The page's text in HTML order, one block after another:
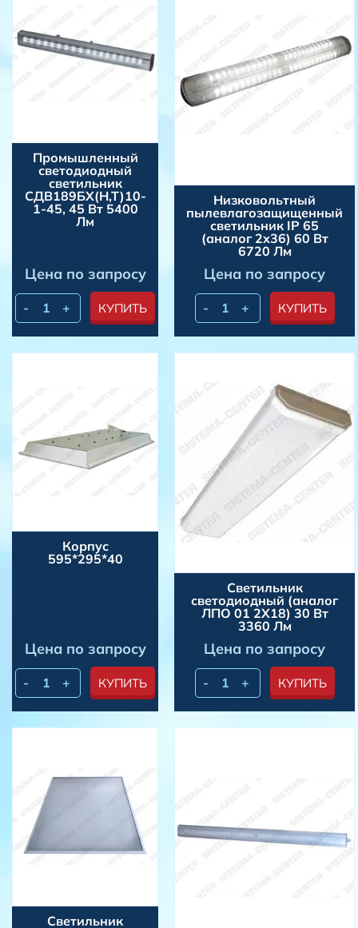
Промышленный
светодиодный
светильник
СДВ189БХ(Н,Т)10-
1-45, 45 Вт 5400
Лм
Цена по запросу
- + КУПИТЬ
Низковольтный
пылевлагозащищенный
светильник IP 65
(аналог 2х36) 60 Вт
6720 Лм
Цена по запросу
- + КУПИТЬ
Корпус
595*295*40
Цена по запросу
- + КУПИТЬ
Светильник
светодиодный (аналог
ЛПО 01 2Х18) 30 Вт
3360 Лм
Цена по запросу
- + КУПИТЬ
Светильник